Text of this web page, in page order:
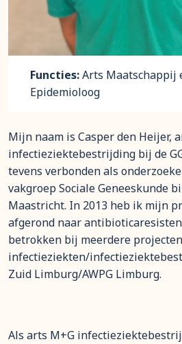
Mijn naam is Casper den Heijer,
infectieziektebestrijding bij de
tevens verbonden als
vakgroep Sociale Geneeskunde
Maastricht. In 2013 heb ik mijn
afgerond naar
betrokken bij meerdere
infectieziekten/
Zuid Limburg/AWPG Limburg.
Functies:Arts Maatschappij
Epidemioloog
Als arts M+G